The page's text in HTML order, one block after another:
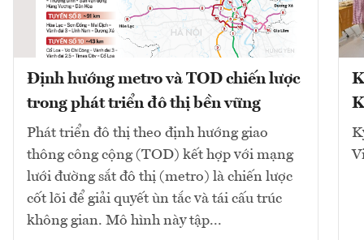
Định hướng metro và TOD chiến lược
trong phát triển đô thị bền vững
Phát triển đô thị theo định hướng giao
thông công cộng (TOD) kết hợp với mạng
lưới đường sắt đô thị (metro) là chiến lược
cốt lõi để giải quyết ùn tắc và tái cấu trúc
không gian. Mô hình này tập...